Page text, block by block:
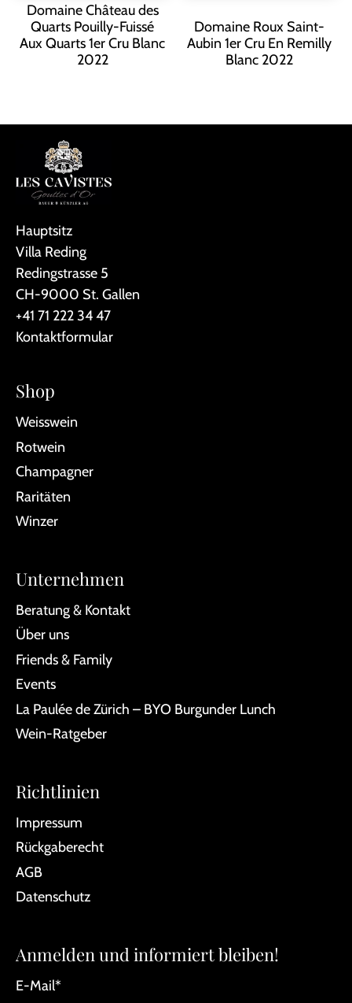
Domaine Château des
Quarts Pouilly-Fuissé
Aux Quarts 1er Cru Blanc
2022
Domaine Roux Saint-
Aubin 1er Cru En Remilly
Blanc 2022
Hauptsitz
Villa Reding
Redingstrasse 5
CH-9000 St. Gallen
+41 71 222 34 47
Kontaktformular
Shop
Weisswein
Rotwein
Champagner
Raritäten
Winzer
Unternehmen
Beratung & Kontakt
Über uns
Friends & Family
Events
La Paulée de Zürich – BYO Burgunder Lunch
Wein-Ratgeber
Richtlinien
Impressum
Rückgaberecht
AGB
Datenschutz
Anmelden und informiert bleiben!
E-Mail*